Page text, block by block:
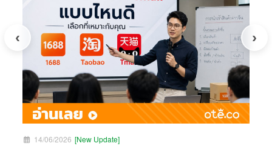
14/06/2026 [New Update]